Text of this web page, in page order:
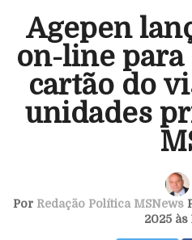
Agepen
on-line para
cartão do
unidades
Por Redação Política MSNews
2025 às